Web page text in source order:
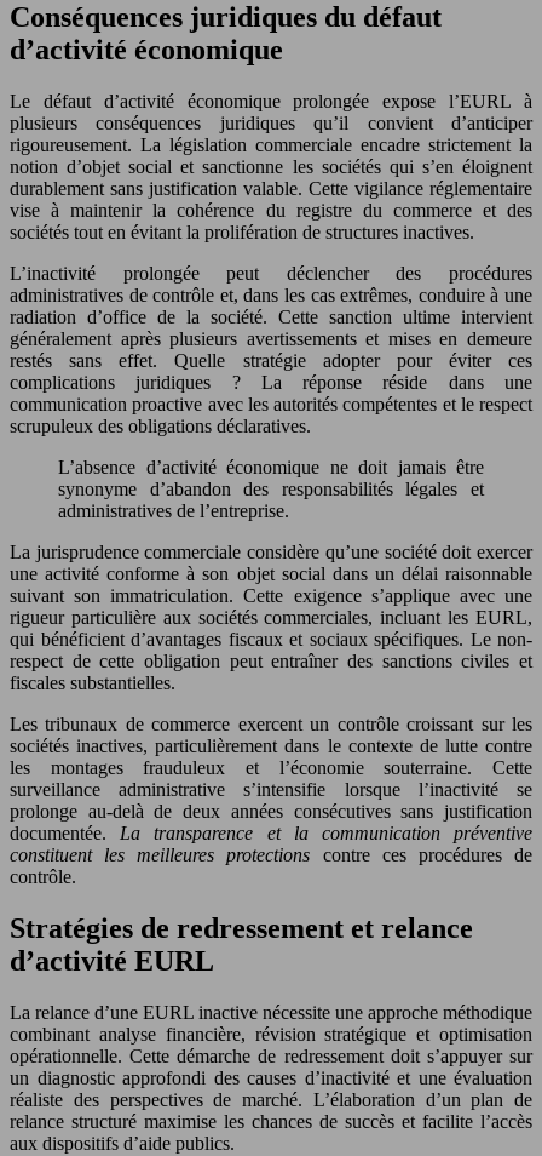
Conséquences juridiques du défaut
d’activité économique
Le défaut d’activité économique prolongée expose l’EURL à
plusieurs conséquences juridiques qu’il convient d’anticiper
rigoureusement. La législation commerciale encadre strictement la
notion d’objet social et sanctionne les sociétés qui s’en éloignent
durablement sans justification valable. Cette vigilance réglementaire
vise à maintenir la cohérence du registre du commerce et des
sociétés tout en évitant la prolifération de structures inactives.
L’inactivité prolongée peut déclencher des procédures
administratives de contrôle et, dans les cas extrêmes, conduire à une
radiation d’office de la société. Cette sanction ultime intervient
généralement après plusieurs avertissements et mises en demeure
restés sans effet. Quelle stratégie adopter pour éviter ces
complications juridiques ? La réponse réside dans une
communication proactive avec les autorités compétentes et le respect
scrupuleux des obligations déclaratives.
L’absence d’activité économique ne doit jamais être
synonyme d’abandon des responsabilités légales et
administratives de l’entreprise.
La jurisprudence commerciale considère qu’une société doit exercer
une activité conforme à son objet social dans un délai raisonnable
suivant son immatriculation. Cette exigence s’applique avec une
rigueur particulière aux sociétés commerciales, incluant les EURL,
qui bénéficient d’avantages fiscaux et sociaux spécifiques. Le non-
respect de cette obligation peut entraîner des sanctions civiles et
fiscales substantielles.
Les tribunaux de commerce exercent un contrôle croissant sur les
sociétés inactives, particulièrement dans le contexte de lutte contre
les montages frauduleux et l’économie souterraine. Cette
surveillance administrative s’intensifie lorsque l’inactivité se
prolonge au-delà de deux années consécutives sans justification
documentée. La transparence et la communication préventive
constituent les meilleures protections contre ces procédures de
contrôle.
Stratégies de redressement et relance
d’activité EURL
La relance d’une EURL inactive nécessite une approche méthodique
combinant analyse financière, révision stratégique et optimisation
opérationnelle. Cette démarche de redressement doit s’appuyer sur
un diagnostic approfondi des causes d’inactivité et une évaluation
réaliste des perspectives de marché. L’élaboration d’un plan de
relance structuré maximise les chances de succès et facilite l’accès
aux dispositifs d’aide publics.